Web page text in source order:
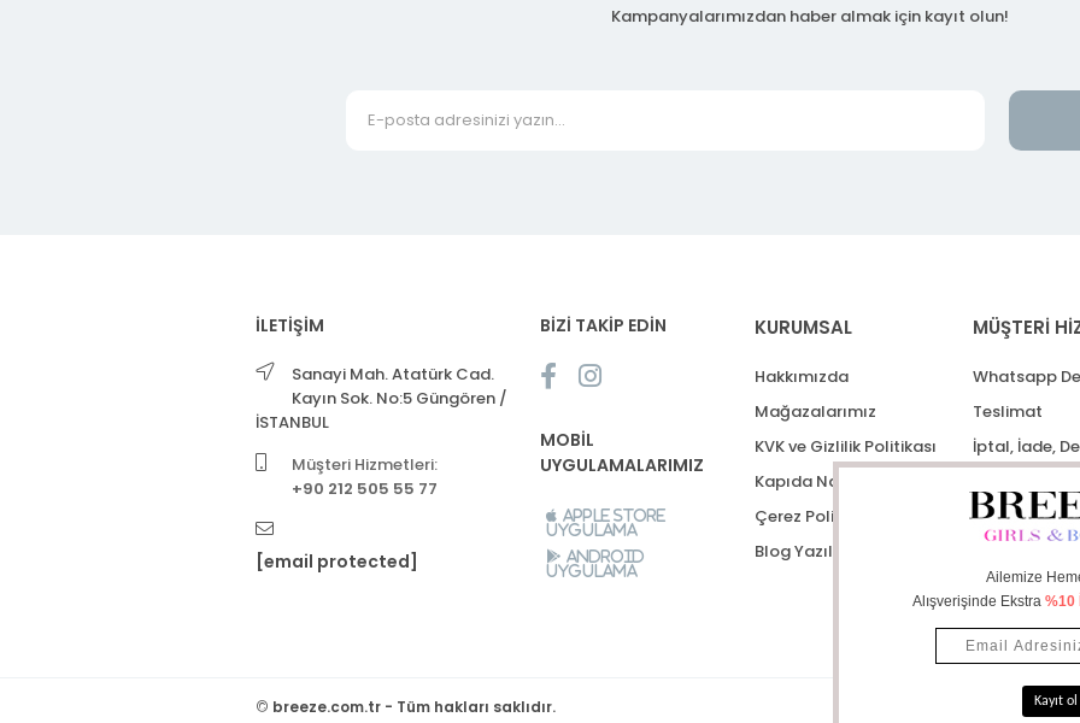
Kampanyalarımızdan haber almak için kayıt olun!
İLETİŞİM
Sanayi Mah. Atatürk Cad.
Kayın Sok. No:5 Güngören /
İSTANBUL
Müşteri Hizmetleri:
+90 212 505 55 77
[email protected]
BİZİ TAKİP EDİN
MOBİL
UYGULAMALARIMIZ
Apple Store
Uygulama
Android
Uygulama
KURUMSAL
Hakkımızda
Mağazalarımız
KVK ve Gizlilik Politikası
Kapıda Nakit Ödeme
Çerez Politikası
Blog Yazıları
MÜŞTERİ
Whatsapp
Teslimat
İptal, İade,
© breeze.com.tr - Tüm hakları saklıdır.